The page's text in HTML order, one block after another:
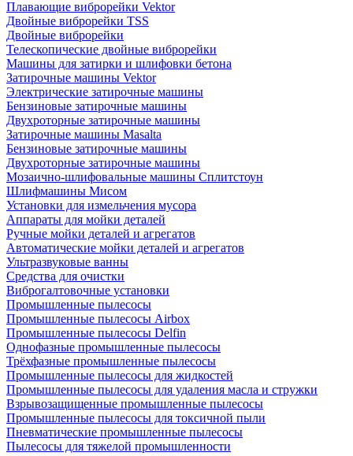
Плавающие виброрейки Vektor
Двойные виброрейки TSS
Двойные виброрейки
Телескопические двойные виброрейки
Машины для затирки и шлифовки бетона
Затирочные машины Vektor
Электрические затирочные машины
Бензиновые затирочные машины
Двухроторные затирочные машины
Затирочные машины Masalta
Бензиновые затирочные машины
Двухроторные затирочные машины
Мозаично-шлифовальные машины Сплитстоун
Шлифмашины Мисом
Установки для измельчения мусора
Аппараты для мойки деталей
Ручные мойки деталей и агрегатов
Автоматические мойки деталей и агрегатов
Ультразвуковые ванны
Средства для очистки
Виброгалтовочные установки
Промышленные пылесосы
Промышленные пылесосы Airbox
Промышленные пылесосы Delfin
Однофазные промышленные пылесосы
Трёхфазные промышленные пылесосы
Промышленные пылесосы для жидкостей
Промышленные пылесосы для удаления масла и стружки
Взрывозащищенные промышленные пылесосы
Промышленные пылесосы для токсичной пыли
Пневматические промышленные пылесосы
Пылесосы для тяжелой промышленности